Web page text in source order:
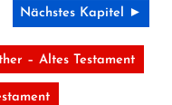
Nächstes Kapitel ►
– Altes Testament